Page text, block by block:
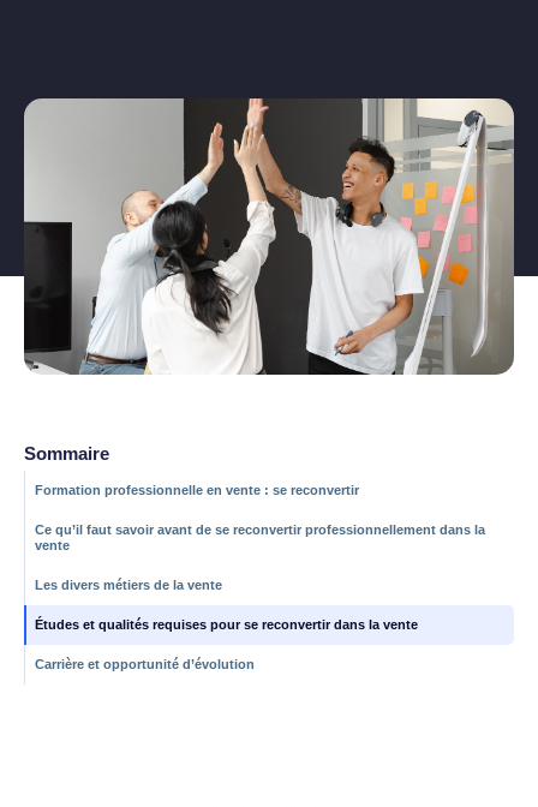
Sommaire
Formation professionnelle en vente : se reconvertir
Ce qu’il faut savoir avant de se reconvertir professionnellement dans la
vente
Les divers métiers de la vente
Études et qualités requises pour se reconvertir dans la vente
Carrière et opportunité d’évolution